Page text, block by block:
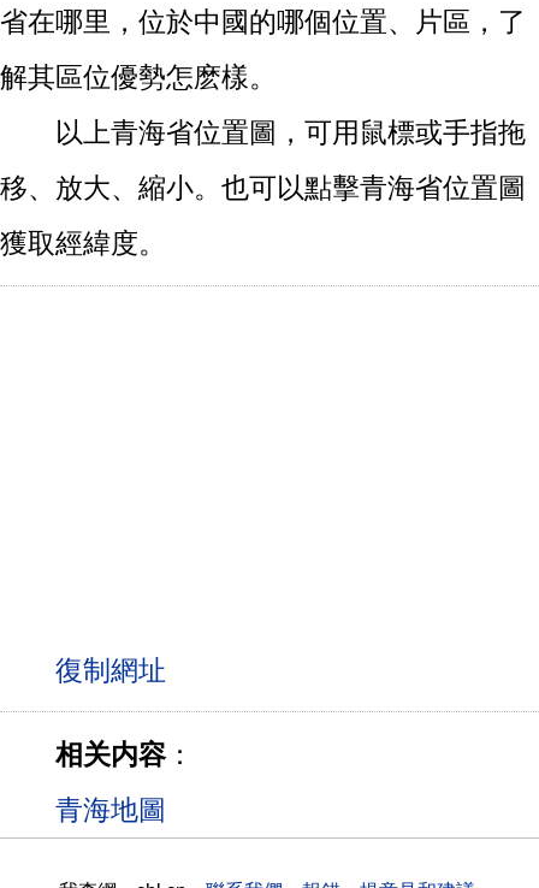
省在哪里，位於中國的哪個位置、片區，了
解其區位優勢怎麽樣。
以上青海省位置圖，可用鼠標或手指拖
移、放大、縮小。也可以點擊青海省位置圖
獲取經緯度。
相关内容：
青海地圖